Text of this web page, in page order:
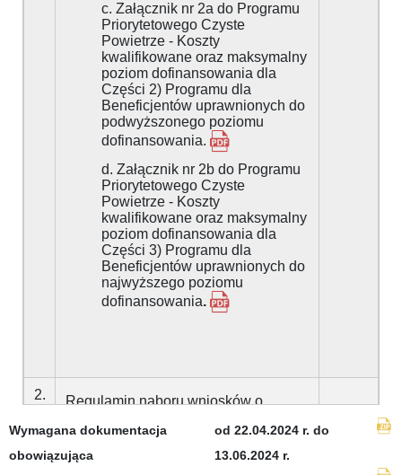
c. Załącznik nr 2a do Programu
Priorytetowego Czyste
Powietrze - Koszty
kwalifikowane oraz maksymalny
poziom dofinansowania dla
Części 2) Programu dla
Beneficjentów uprawnionych do
podwyższonego poziomu
dofinansowania.
d. Załącznik nr 2b do Programu
Priorytetowego Czyste
Powietrze - Koszty
kwalifikowane oraz maksymalny
poziom dofinansowania dla
Części 3) Programu dla
Beneficjentów uprawnionych do
najwyższego poziomu
dofinansowania.
2.
Regulamin naboru wniosków o
dofinansowanie przedsięwzięć w
formie dotacji na częściową spłatę
Wymagana dokumentacja
obowiązująca
od 22.04.2024 r. do
13.06.2024 r.